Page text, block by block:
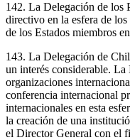
142. La Delegación de los
directivo en la esfera de
de los Estados miembros
143. La Delegación de
un interés considerable.
organizaciones
conferencia internacional
internacionales en esta
la creación de una
el Director General con el